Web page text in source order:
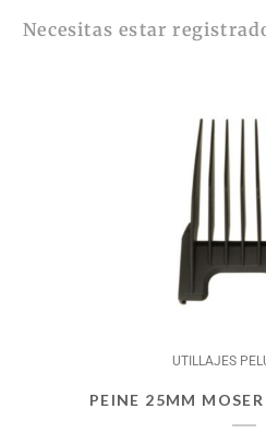
Necesitas estar
UTILLAJES
PEINE 25MM